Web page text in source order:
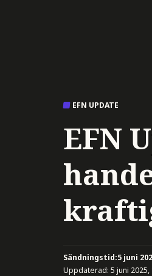
EFN UPDATE
EFN
Sändningstid:5 juni
Uppdaterad: 5 juni 2025,